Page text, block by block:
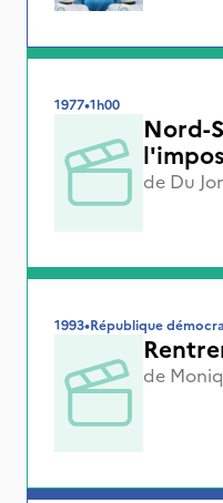
1977•1h00
Nord-
de Du
1993•République
de